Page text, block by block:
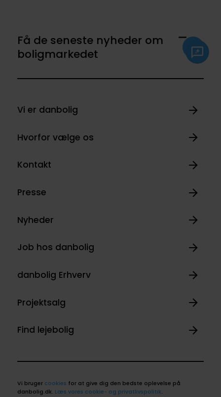
Få de seneste nyheder om
boligmarkedet
Vi er danbolig
Hvorfor vælge os
Kontakt
Presse
Nyheder
Job hos danbolig
danbolig Erhverv
Projektsalg
Find lejebolig
Vi bruger cookies for at give dig den bedste oplevelse på
danbolig.dk. Læs vores cookie- og privatlivspolitik.